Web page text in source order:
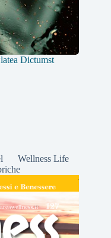
Dictumst
Wellness Life